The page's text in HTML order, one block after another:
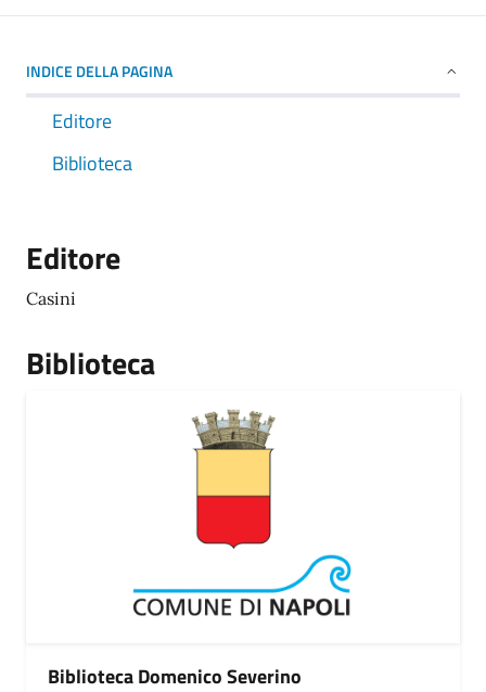
INDICE DELLA PAGINA
Editore
Biblioteca
Editore
Casini
Biblioteca
Biblioteca Domenico Severino